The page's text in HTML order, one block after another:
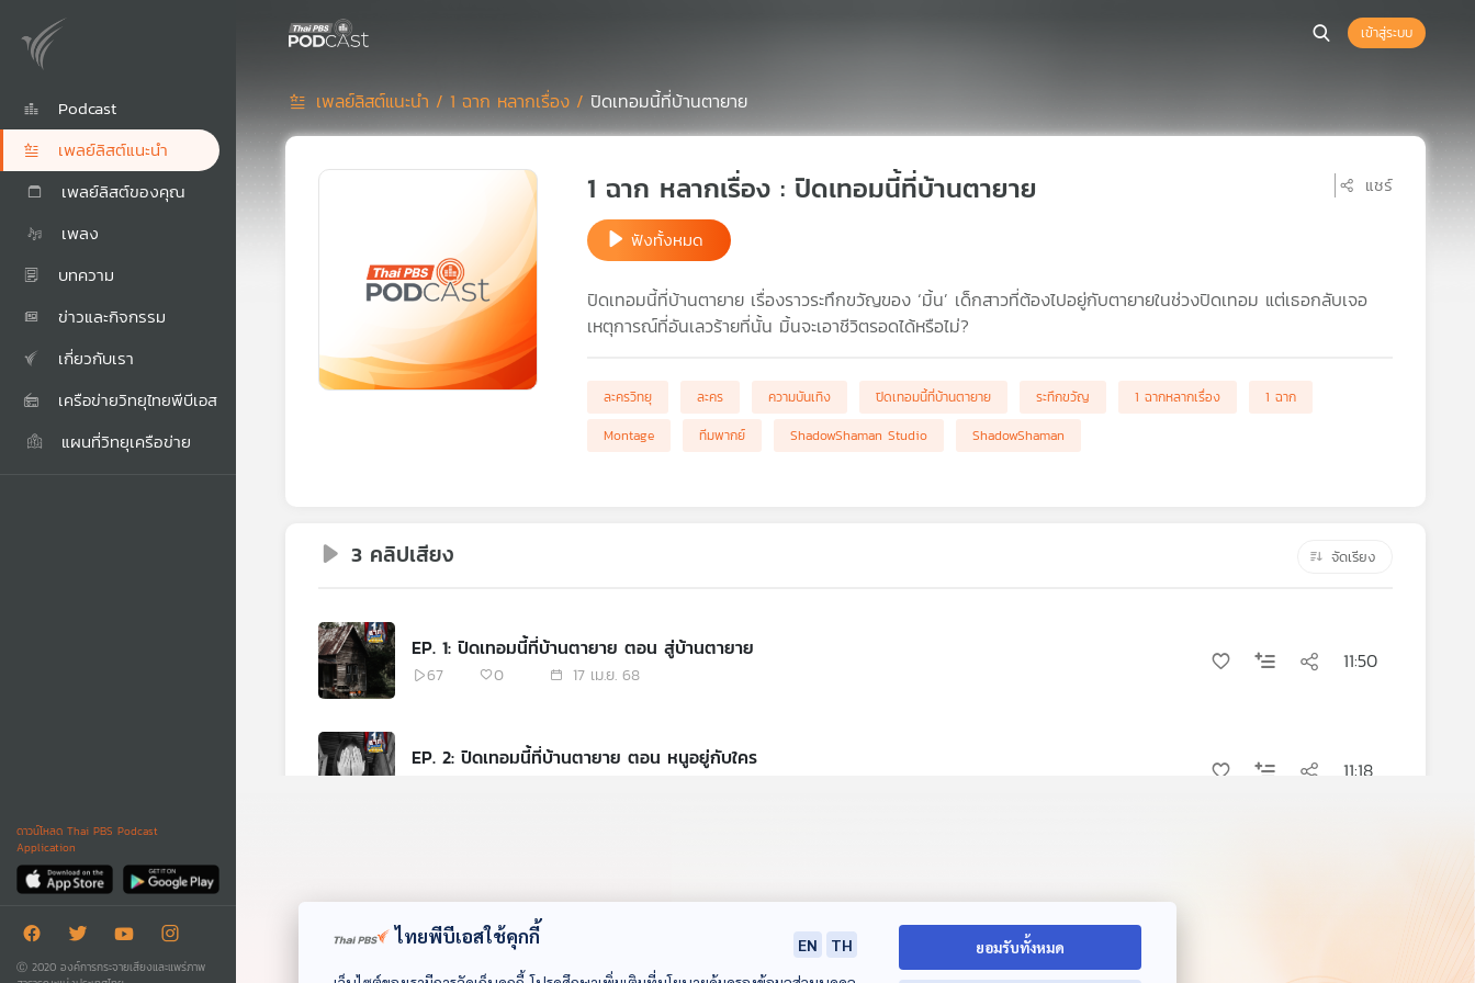
Podcast
เพลย์ลิสต์แนะนำ
เพลย์ลิสต์ของคุณ
เพลง
บทความ
ข่าวและกิจกรรม
เกี่ยวกับเรา
เครือข่ายวิทยุไทยพีบีเอส
แผนที่วิทยุเครือข่าย
ดาวน์โหลด Thai PBS Podcast
Application
Ⓒ 2020 องค์การกระจายเสียงและแพร่ภาพ
เข้าสู่ระบบ
เพลย์ลิสต์แนะนำ /1 ฉาก หลากเรื่อง / ปิดเทอมนี้ที่บ้านตายาย
1 ฉาก หลากเรื่อง : ปิดเทอมนี้ที่บ้านตายาย แชร์
ฟังทั้งหมด
ปิดเทอมนี้ที่บ้านตายาย เรื่องราวระทึกขวัญของ ‘มิ้น’ เด็กสาวที่ต้องไปอยู่กับตายายในช่วงปิดเทอม แต่เธอกลับเจอ
เหตุการณ์ที่อันเลวร้ายที่นั้น มิ้นจะเอาชีวิตรอดได้หรือไม่?
ละครวิทยุ ละคร ความบันเทิง ปิดเทอมนี้ที่บ้านตายาย ระทึกขวัญ 1 ฉากหลากเรื่อง
1 ฉาก
Montage
ทีมพากย์ ShadowShaman Studio ShadowShaman
3 คลิปเสียง จัดเรียง
EP. 1: ปิดเทอมนี้ที่บ้านตายาย ตอน สู่บ้านตายาย
67 0 17 เม.ย. 68
11:50
EP. 2: ปิดเทอมนี้ที่บ้านตายาย ตอน หนูอยู่กับใคร 11:18
ไทยพีบีเอสใช้คุกกี้ EN
TH
ยอมรับทั้งหมด